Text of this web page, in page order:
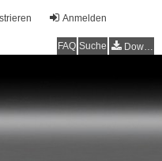
Anmelden
FAQ Suche Downloads